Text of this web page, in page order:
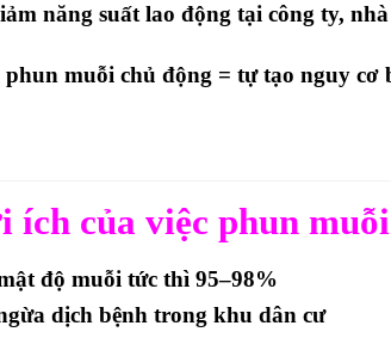
năng suất lao động tại công ty,
muỗi chủ động = tự tạo nguy cơ
ích của việc phun
độ muỗi tức thì 95–98%
dịch bệnh trong khu dân cư